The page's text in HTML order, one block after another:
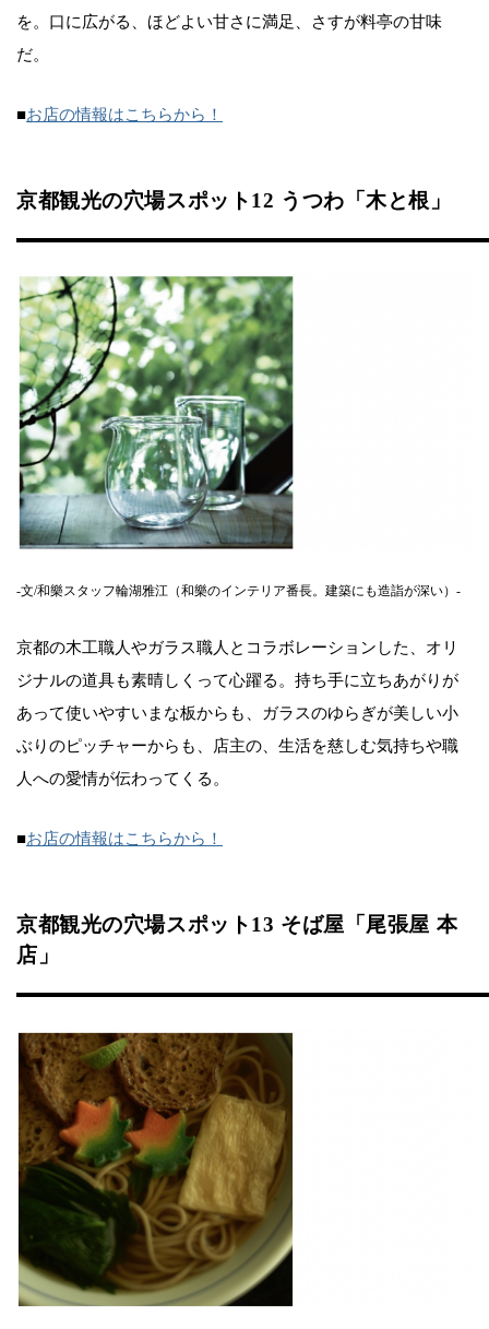
を。口に広がる、ほどよい甘さに満足、さすが料亭の甘味
だ。
■お店の情報はこちらから！
京都観光の穴場スポット12 うつわ「木と根」
-文/和樂スタッフ輪湖雅江（和樂のインテリア番長。建築にも造詣が深い）-
京都の木工職人やガラス職人とコラボレーションした、オリ
ジナルの道具も素晴しくって心躍る。持ち手に立ちあがりが
あって使いやすいまな板からも、ガラスのゆらぎが美しい小
ぶりのピッチャーからも、店主の、生活を慈しむ気持ちや職
人への愛情が伝わってくる。
■お店の情報はこちらから！
京都観光の穴場スポット13 そば屋「尾張屋 本
店」